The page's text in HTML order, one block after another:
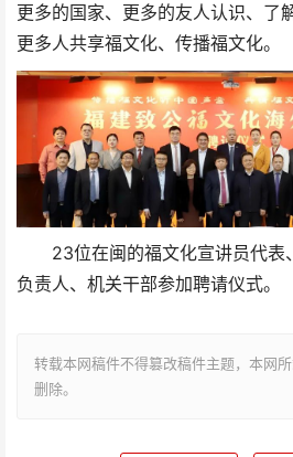
更多的国家、更多的友人认识、了
更多人共享福文化、传播福文化。
23位在闽的福文化宣讲员代表
负责人、机关干部参加聘请仪式。
转载本网稿件不得篡改稿件主题，本网
删除。